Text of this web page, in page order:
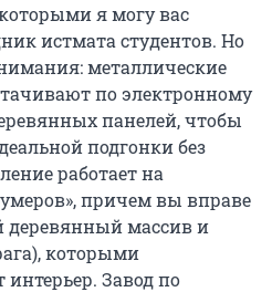
я могу вас
истмата студентов. Но
металлические
по электронному
панелей, чтобы
подгонки без
работает на
причем вы вправе
деревянный массив и
которыми
Завод по